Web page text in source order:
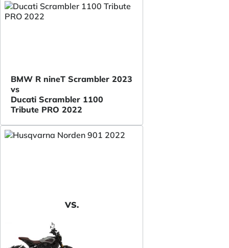
BMW R nineT Scrambler 2023
vs
Ducati Scrambler 1100
Tribute PRO 2022
VS.